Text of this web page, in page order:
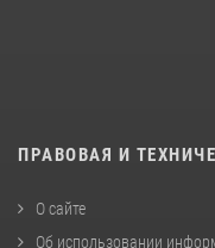
ПРАВОВАЯ И
О сайте
Об использовании